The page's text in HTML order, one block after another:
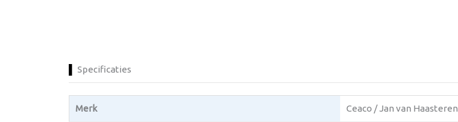
Specificaties
Merk Ceaco / Jan van Haasteren